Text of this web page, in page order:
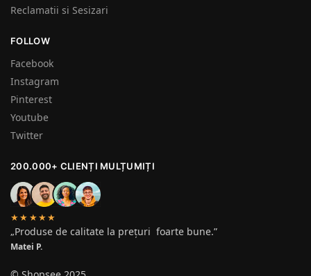
Reclamatii si Sesizari
FOLLOW
Facebook
Instagram
Pinterest
Youtube
Twitter
200.000+ CLIENȚI MULȚUMIȚI
★★★★★
„Produse de calitate la prețuri foarte bune.”
Matei P.